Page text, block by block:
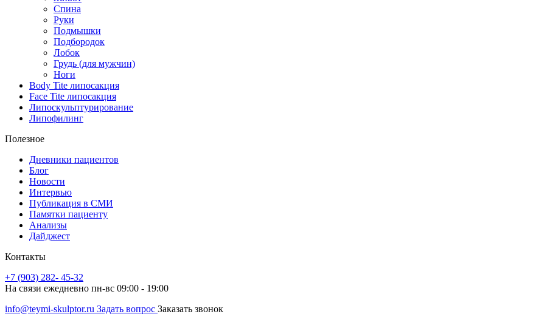
Спина
Руки
Подмышки
Подбородок
Лобок
Грудь (для мужчин)
Ноги
Body Tite липосакция
Face Tite липосакция
Липоскульптурирование
Липофилинг
Полезное
Дневники пациентов
Блог
Новости
Интервью
Публикация в СМИ
Памятки пациенту
Анализы
Дайджест
Контакты
+7 (903) 282- 45-32
На связи ежедневно пн-вс 09:00 - 19:00
info@teymi-skulptor.ru Задать вопрос Заказать звонок